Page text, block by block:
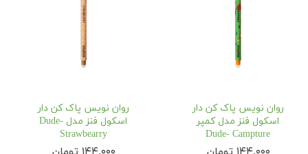
روان نویس پاک کن دار
اسکول فنز مدل کمپر
Dude- Campture
روان نویس پاک کن دار
اسکول فنز مدل Dude-
Strawbearry